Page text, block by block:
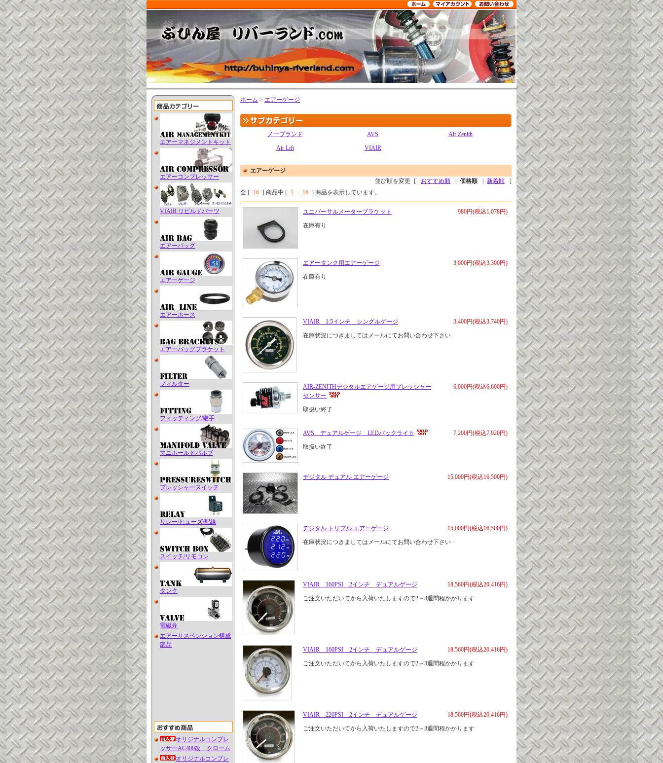
エアーマネジメントキット
エアーコンプレッサー
VIAIR リビルドパーツ
エアーバッグ
エアーゲージ
エアーホース
エアーバッグブラケット
フィルター
フィッティング/継手
マニホールドバルブ
プレッシャースイッチ
リレー/ヒューズ/配線
スイッチ/リモコン
タンク
電磁弁
エアーサスペンション構成
部品
オリジナルコンプレ
ッサーAC400改 クローム
オリジナルコンプレ
ホーム > エアーゲージ
ノーブランド AVS
Air Zenith
Air Lift
VIAIR
エアーゲージ
並び順を変更
[ おすすめ順 価格順 新着順
]
全 [ 16 ] 商品中 [ 1 - 16 ] 商品を表示しています。
980円(税込1,078円)
ユニバーサルメーターブラケット
在庫有り
3,000円(税込3,300円)
エアータンク用エアーゲージ
在庫有り
3,400円(税込3,740円)
VIAIR 1.5インチ シングルゲージ
在庫状況につきましてはメールにてお問い合わせ下さい
6,000円(税込6,600円)
AIR-ZENITHデジタルエアゲージ用プレッシャー
センサー
取扱い終了
7,200円(税込7,920円)
AVS デュアルゲージ LEDバックライト
取扱い終了
15,000円(税込16,500円)
デジタル デュアル エアーゲージ
15,000円(税込16,500円)
デジタル トリプル エアーゲージ
在庫状況につきましてはメールにてお問い合わせ下さい
18,560円(税込20,416円)
VIAIR 160PSI 2インチ デュアルゲージ
ご注文いただいてから入荷いたしますので2～3週間程かかります
18,560円(税込20,416円)
VIAIR 160PSI 2インチ デュアルゲージ
ご注文いただいてから入荷いたしますので2～3週間程かかります
18,560円(税込20,416円)
VIAIR 220PSI 2インチ デュアルゲージ
ご注文いただいてから入荷いたしますので2～3週間程かかります